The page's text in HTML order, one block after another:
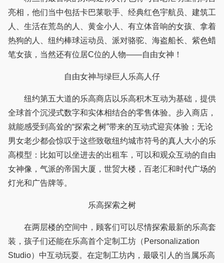
亮相，他们当中包括卡巴莱歌手、经典红色宇航员、建筑工
人、生活在荒岛的人、黄金小人、有立体音响的女孩、拿着
热狗的人、纽约棒球运动员、派对骆驼、海盗船长、紫色蜡
笔女孩，当然还有位居C位的人物——自由女神！
自由女神与绿巨人乐高人仔
纽约第五大道的乐高商店以乐高积木互动为基础，提供
全球首个沉浸式数字和实体相结合的零售体验。步入商店，
就能感受到高耸的“探索之树”带来的互动式迎宾体验；无论
男女老少都会惊叹于这些致敬纽约城市符号的真人大小的乐
高模型：比如可以坐进去的出租车，可以和观众互动的自由
女神像，气派的帝国大厦，世贸大楼，百老汇和时代广场的
灯光和广告牌等。
乐高探索之树
在两层楼的空间中，顾客们可以尽情探索最新的乐高套
装，孩子们还能在乐高首个定制工坊（Personalization
Studio）中互动玩耍。在定制工坊内，最吸引人的当属乐高